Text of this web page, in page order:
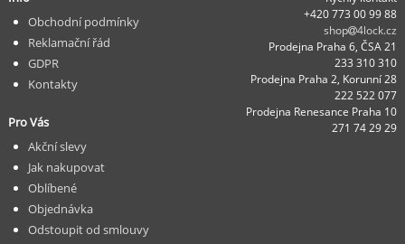
+420 773 00 99 88
shop
4lock.cz
Prodejna Praha 6, ČSA 21
233 310 310
Prodejna Praha 2, Korunní 28
222 522 077
Prodejna Renesance Praha 10
271 74 29 29
Obchodní podmínky
Reklamační řád
GDPR
Kontakty
Pro Vás
Akční slevy
Jak nakupovat
Oblíbené
Objednávka
Odstoupit od smlouvy